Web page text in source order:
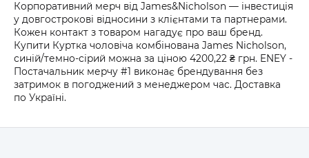
Корпоративний мерч від James&Nicholson — інвестиція
у довгострокові відносини з клієнтами та партнерами.
Кожен контакт з товаром нагадує про ваш бренд.
Купити Куртка чоловіча комбінована James Nicholson,
синій/темно-сірий можна за ціною 4200,22 ₴ грн. ENEY -
Постачальник мерчу #1 виконає брендування без
затримок в погоджений з менеджером час. Доставка
по Україні.